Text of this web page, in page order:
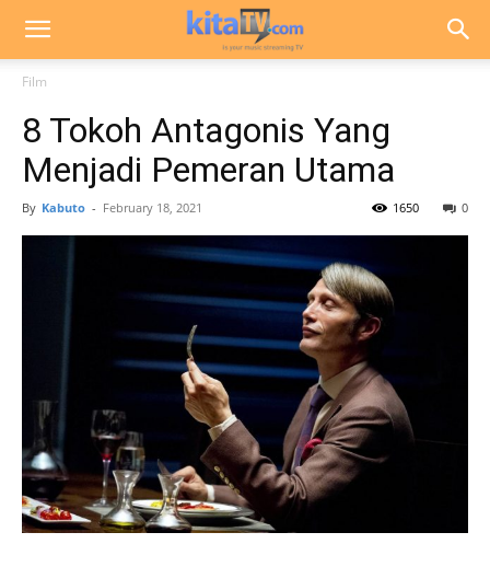
Film
8 Tokoh Antagonis Yang
Menjadi Pemeran Utama
By Kabuto - February 18, 2021 0
1650